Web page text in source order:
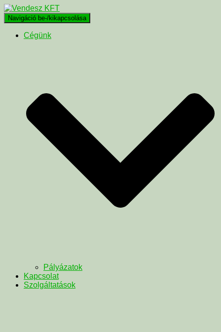
Navigáció be-/kikapcsolása
Cégünk
Pályázatok
Kapcsolat
Szolgáltatások